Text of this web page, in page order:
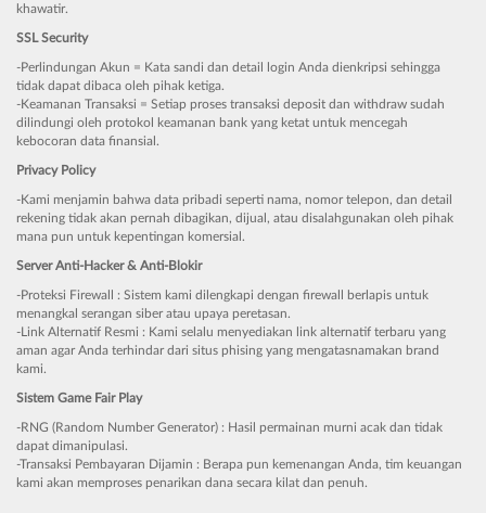
khawatir.
SSL Security
-Perlindungan Akun = Kata sandi dan detail login Anda dienkripsi sehingga
tidak dapat dibaca oleh pihak ketiga.
-Keamanan Transaksi = Setiap proses transaksi deposit dan withdraw sudah
dilindungi oleh protokol keamanan bank yang ketat untuk mencegah
kebocoran data finansial.
Privacy Policy
-Kami menjamin bahwa data pribadi seperti nama, nomor telepon, dan detail
rekening tidak akan pernah dibagikan, dijual, atau disalahgunakan oleh pihak
mana pun untuk kepentingan komersial.
Server Anti-Hacker & Anti-Blokir
-Proteksi Firewall : Sistem kami dilengkapi dengan firewall berlapis untuk
menangkal serangan siber atau upaya peretasan.
-Link Alternatif Resmi : Kami selalu menyediakan link alternatif terbaru yang
aman agar Anda terhindar dari situs phising yang mengatasnamakan brand
kami.
Sistem Game Fair Play
-RNG (Random Number Generator) : Hasil permainan murni acak dan tidak
dapat dimanipulasi.
-Transaksi Pembayaran Dijamin : Berapa pun kemenangan Anda, tim keuangan
kami akan memproses penarikan dana secara kilat dan penuh.